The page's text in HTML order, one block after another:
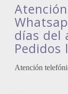
días del
Pedidos
Atención